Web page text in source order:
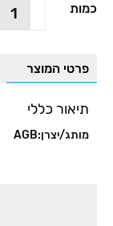
כמות
חיזוק
דגם
1729
פרטי המוצר
תיאור כללי
מותג/יצרן:AGB